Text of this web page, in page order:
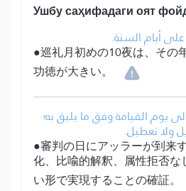
Ушбу саҳифадаги оят
أيام السنة.
●巡礼月初めの10夜は、その
功徳が大きい。
يوم القيامة وفق ما يليق به؛
ولا تعطيل.
●審判の日にアッラーが到来
化、比喩的解釈、属性拒否
い形で実現することの確証。